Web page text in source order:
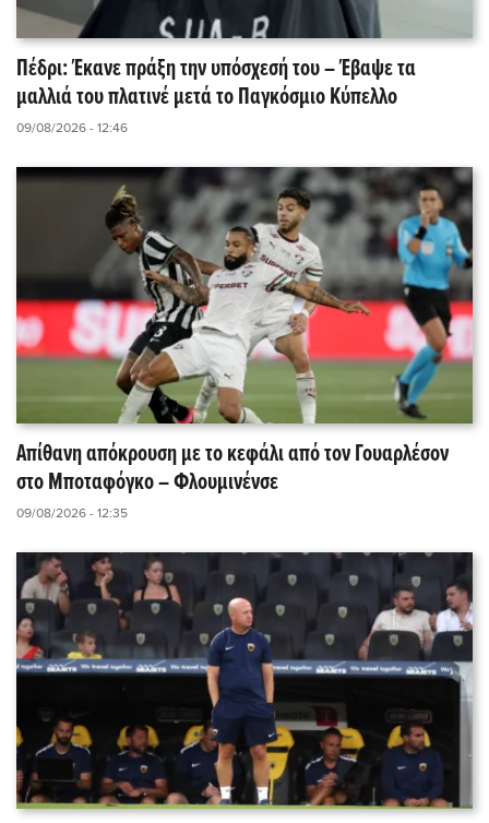
Πέδρι: Έκανε πράξη την υπόσχεσή του – Έβαψε τα
μαλλιά του πλατινέ μετά το Παγκόσμιο Κύπελλο
09/08/2026 - 12:46
Απίθανη απόκρουση με το κεφάλι από τον Γουαρλέσον
στο Μποταφόγκο – Φλουμινένσε
09/08/2026 - 12:35